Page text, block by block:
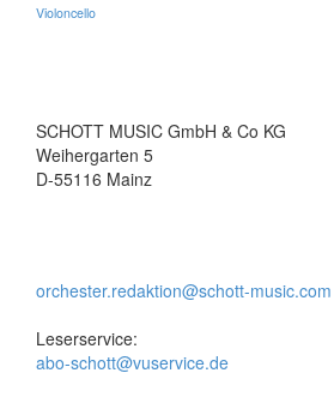
Violoncello
SCHOTT MUSIC GmbH & Co KG
Weihergarten 5
D-55116 Mainz
orchester.redaktion@schott-music.com
Leserservice:
abo-schott@vuservice.de